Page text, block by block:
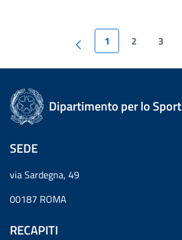
1 2 3
Dipartimento per lo Sport
SEDE
via Sardegna, 49
00187 ROMA
RECAPITI